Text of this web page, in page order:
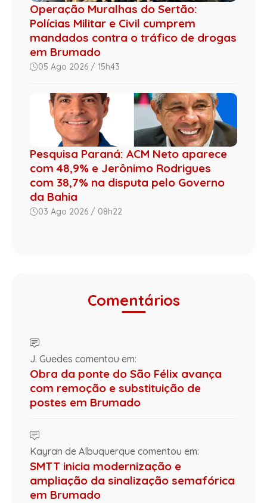
Operação Muralhas do Sertão:
Polícias Militar e Civil cumprem
mandados contra o tráfico de drogas
em Brumado
05 Ago 2026 / 15h43
Pesquisa Paraná: ACM Neto aparece
com 48,9% e Jerônimo Rodrigues
com 38,7% na disputa pelo Governo
da Bahia
03 Ago 2026 / 08h22
Comentários
J. Guedes comentou em:
Obra da ponte do São Félix avança
com remoção e substituição de
postes em Brumado
Kayran de Albuquerque comentou em:
SMTT inicia modernização e
ampliação da sinalização semafórica
em Brumado